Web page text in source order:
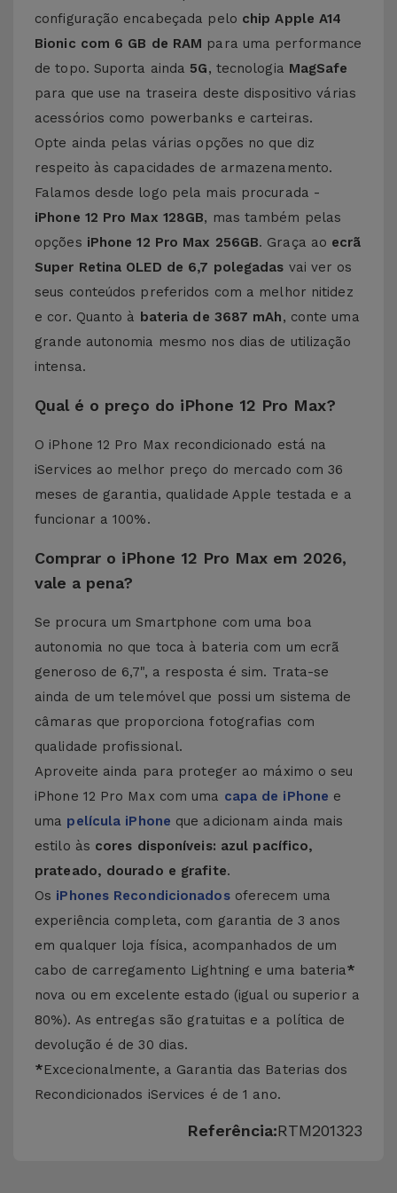
configuração encabeçada pelo chip Apple A14
Bionic com 6 GB de RAM para uma performance
de topo. Suporta ainda 5G, tecnologia MagSafe
para que use na traseira deste dispositivo várias
acessórios como powerbanks e carteiras.
Opte ainda pelas várias opções no que diz
respeito às capacidades de armazenamento.
Falamos desde logo pela mais procurada -
iPhone 12 Pro Max 128GB, mas também pelas
opções iPhone 12 Pro Max 256GB. Graça ao ecrã
Super Retina OLED de 6,7 polegadas vai ver os
seus conteúdos preferidos com a melhor nitidez
e cor. Quanto à bateria de 3687 mAh, conte uma
grande autonomia mesmo nos dias de utilização
intensa.
Qual é o preço do iPhone 12 Pro Max?
O iPhone 12 Pro Max recondicionado está na
iServices ao melhor preço do mercado com 36
meses de garantia, qualidade Apple testada e a
funcionar a 100%.
Comprar o iPhone 12 Pro Max em 2026,
vale a pena?
Se procura um Smartphone com uma boa
autonomia no que toca à bateria com um ecrã
generoso de 6,7", a resposta é sim. Trata-se
ainda de um telemóvel que possi um sistema de
câmaras que proporciona fotografias com
qualidade profissional.
Aproveite ainda para proteger ao máximo o seu
iPhone 12 Pro Max com uma capa de iPhone e
uma película iPhone que adicionam ainda mais
estilo às cores disponíveis: azul pacífico,
prateado, dourado e grafite.
Os iPhones Recondicionadosoferecem uma
experiência completa, com garantia de 3 anos
em qualquer loja física, acompanhados de um
cabo de carregamento Lightning e uma bateria*
nova ou em excelente estado (igual ou superior a
80%). As entregas são gratuitas e a política de
devolução é de 30 dias.
*Excecionalmente, a Garantia das Baterias dos
Recondicionados iServices é de 1 ano.
Referência:RTM201323